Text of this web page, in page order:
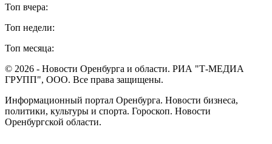
Топ вчера:
Топ недели:
Топ месяца:
© 2026 - Новости Оренбурга и области. РИА "Т-МЕДИА
ГРУПП", ООО. Все права защищены.
Информационный портал Оренбурга. Новости бизнеса,
политики, культуры и спорта. Гороскоп. Новости
Оренбургской области.